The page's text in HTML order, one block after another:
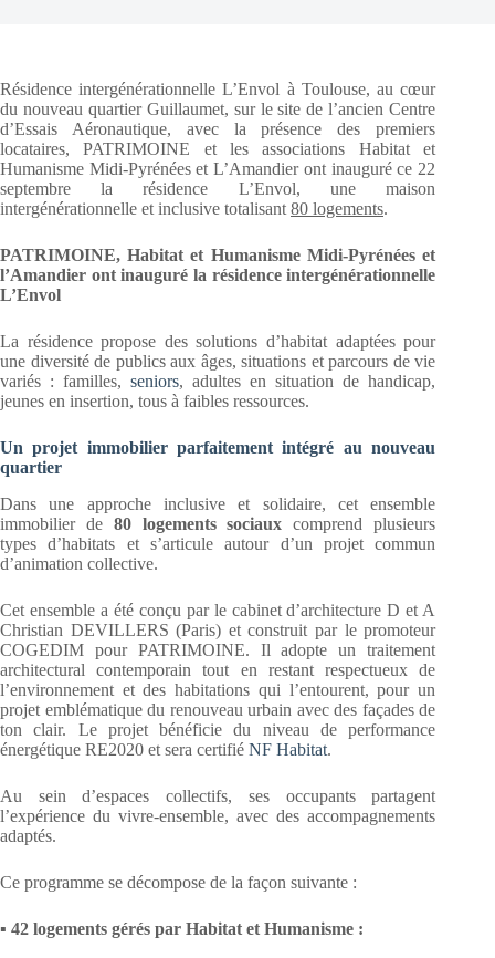
Résidence intergénérationnelle L’Envol à Toulouse, au cœur
du nouveau quartier Guillaumet, sur le site de l’ancien Centre
d’Essais Aéronautique, avec la présence des premiers
locataires, PATRIMOINE et les associations Habitat et
Humanisme Midi-Pyrénées et L’Amandier ont inauguré ce 22
septembre la résidence L’Envol, une maison
intergénérationnelle et inclusive totalisant 80 logements.
PATRIMOINE, Habitat et Humanisme Midi-Pyrénées et
l’Amandier ont inauguré la résidence intergénérationnelle
L’Envol
La résidence propose des solutions d’habitat adaptées pour
une diversité de publics aux âges, situations et parcours de vie
variés : familles,seniors, adultes en situation de handicap,
jeunes en insertion, tous à faibles ressources.
Un projet immobilier parfaitement intégré au nouveau
quartier
Dans une approche inclusive et solidaire, cet ensemble
immobilier de 80 logements sociauxcomprend plusieurs
types d’habitats et s’articule autour d’un projet commun
d’animation collective.
Cet ensemble a été conçu par le cabinet d’architecture D et A
Christian DEVILLERS (Paris) et construit par le promoteur
COGEDIM pour PATRIMOINE. Il adopte un traitement
architectural contemporain tout en restant respectueux de
l’environnement et des habitations qui l’entourent, pour un
projet emblématique du renouveau urbain avec des façades de
ton clair. Le projet bénéficie du niveau de performance
énergétique RE2020 et sera certifié NF Habitat.
Au sein d’espaces collectifs, ses occupants partagent
l’expérience du vivre-ensemble, avec des accompagnements
adaptés.
Ce programme se décompose de la façon suivante :
▪ 42 logements gérés par Habitat et Humanisme :